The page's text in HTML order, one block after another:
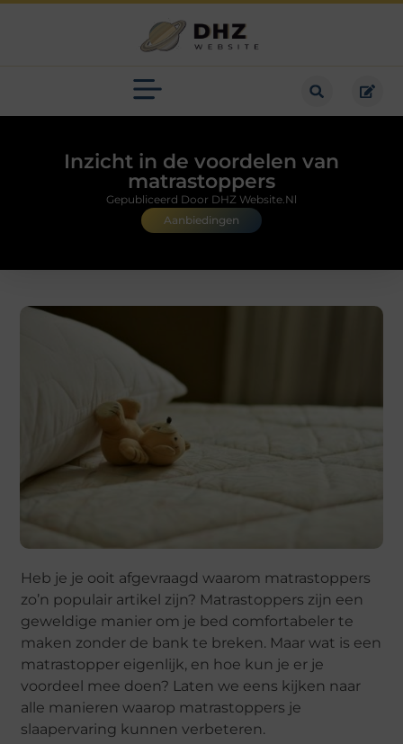
Inzicht in de voordelen van
matrastoppers
Aanbiedingen
Gepubliceerd Door DHZ Website.nl
Heb je je ooit afgevraagd waarom matrastoppers
zo’n populair artikel zijn? Matrastoppers zijn een
geweldige manier om je bed comfortabeler te
maken zonder de bank te breken. Maar wat is een
matrastopper eigenlijk, en hoe kun je er je
voordeel mee doen? Laten we eens kijken naar
alle manieren waarop matrastoppers je
slaapervaring kunnen verbeteren.